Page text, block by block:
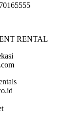
RENTAL